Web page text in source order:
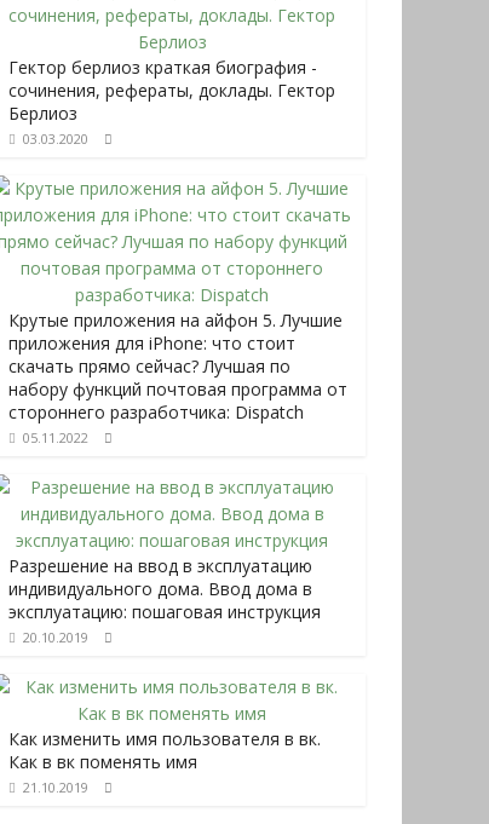
Гектор берлиоз краткая биография -
сочинения, рефераты, доклады. Гектор
Берлиоз
03.03.2020
Крутые приложения на айфон 5. Лучшие
приложения для iPhone: что стоит
скачать прямо сейчас? Лучшая по
набору функций почтовая программа от
стороннего разработчика: Dispatch
05.11.2022
Разрешение на ввод в эксплуатацию
индивидуального дома. Ввод дома в
эксплуатацию: пошаговая инструкция
20.10.2019
Как изменить имя пользователя в вк.
Как в вк поменять имя
21.10.2019